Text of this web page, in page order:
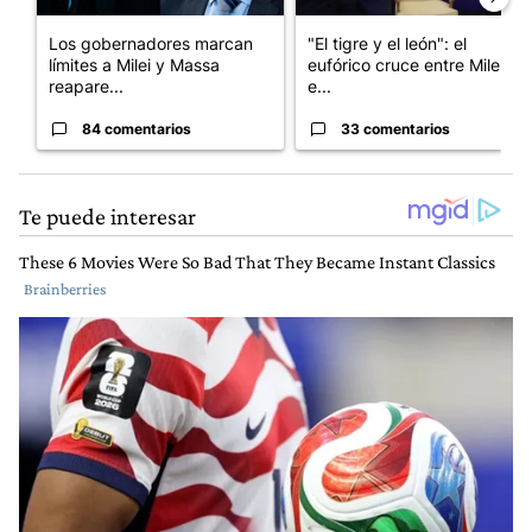
Los gobernadores marcan
límites a Milei y Massa
reapare...
84 comentarios
"El tigre y el león": el
eufórico cruce entre Milei y
e...
33 comentarios